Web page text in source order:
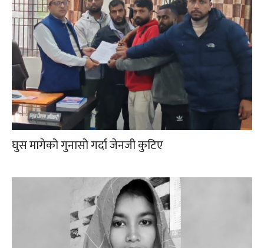
घुस मागेको गुनासो गर्दा जेनजी कुटिए